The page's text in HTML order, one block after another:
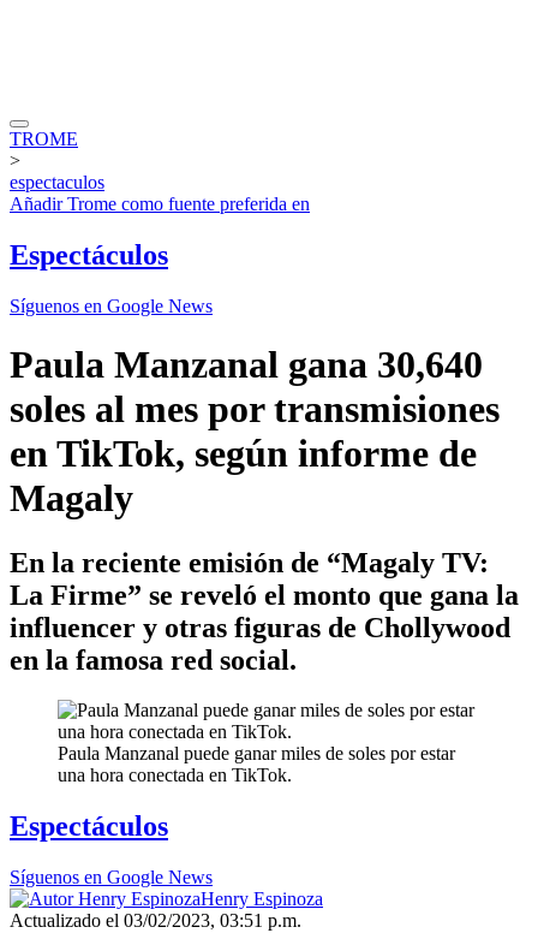
TROME
>
espectaculos
AñadirTrome como fuente preferida en
Espectáculos
Síguenos en Google News
Paula Manzanal gana 30,640
soles al mes por transmisiones
en TikTok, según informe de
Magaly
En la reciente emisión de “Magaly TV:
La Firme” se reveló el monto que gana la
influencer y otras figuras de Chollywood
en la famosa red social.
Paula Manzanal puede ganar miles de soles por estar
una hora conectada en TikTok.
Espectáculos
Síguenos en Google News
Henry Espinoza
Actualizado el 03/02/2023, 03:51 p.m.